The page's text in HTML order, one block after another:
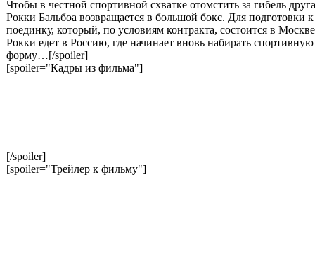
Чтобы в честной спортивной схватке отомстить за гибель
Рокки Бальбоа возвращается в большой бокс. Для подготовки к
поединку, который, по условиям контракта, состоится в
Рокки едет в Россию, где начинает вновь набирать спортивную
форму…[/spoiler]
[spoiler="Кадры из фильма"]
[/spoiler]
[spoiler="Трейлер к фильму"]